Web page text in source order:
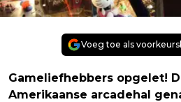
Voeg toe als
Gameliefhebbers opgelet!
Amerikaanse arcadehal